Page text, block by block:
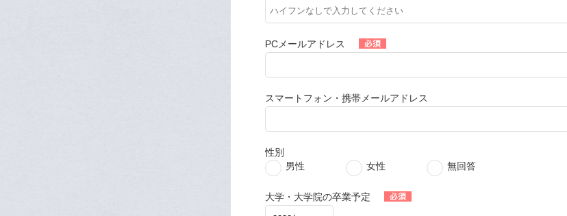
PCメールアドレス
スマートフォン・携帯メールアドレス
性別
男性
女性 無回答
大学・大学院の卒業予定